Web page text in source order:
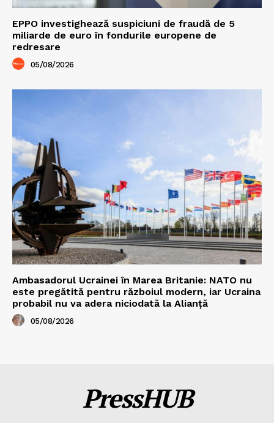
EPPO investighează suspiciuni de fraudă de 5
miliarde de euro în fondurile europene de
redresare
05/08/2026
Ambasadorul Ucrainei în Marea Britanie: NATO nu
este pregătită pentru războiul modern, iar Ucraina
probabil nu va adera niciodată la Alianță
05/08/2026
PressHUB